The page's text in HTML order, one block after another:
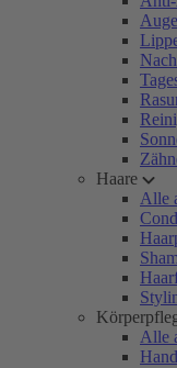
Haare
Alle
Alle